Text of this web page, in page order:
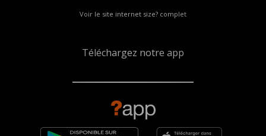
Voir le site internet size? complet
Téléchargez notre app